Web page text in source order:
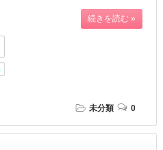
続きを読む »
未分類 0